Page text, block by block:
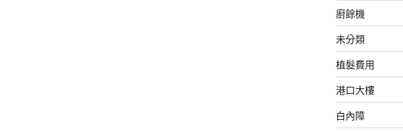
廚餘機
未分類
植髮費用
港口大樓
白內障